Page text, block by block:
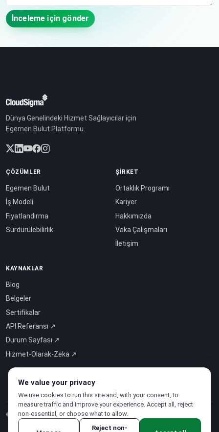
İnceleme için gönder
Dünya Genelindeki Hizmet Sağlayıcılar için
Egemen Bulut Platformu.
ÇÖZÜMLER
Egemen Bulut
İş Modeli
Fiyatlandırma
Sürdürülebilirlik
ŞIRKET
Ortaklık Programı
Kariyer
Hakkımızda
Vaka Çalışmaları
İletişim
KAYNAKLAR
Blog
Belgeler
Sertifikalar
API Referansı ↗
Durum Sayfası ↗
Hizmet-Olarak-Zeka ↗
© 2026 CloudSigma Holding AG.Tüm hakları saklıdır
We value your privacy
We use cookies to run this site and, with your consent, to
measure traffic and improve your experience. Accept all, reject
non-essential, or choose what to allow.
Reject non-